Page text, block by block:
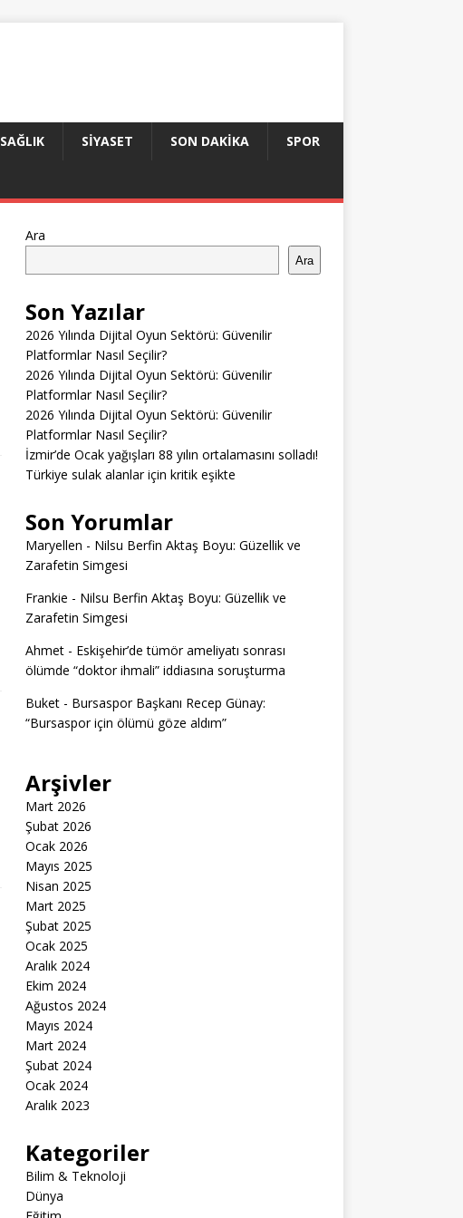
SAĞLIK SIYASET SON DAKIKA SPOR
Ara
Ara
Son Yazılar
2026 Yılında Dijital Oyun Sektörü: Güvenilir
Platformlar Nasıl Seçilir?
2026 Yılında Dijital Oyun Sektörü: Güvenilir
Platformlar Nasıl Seçilir?
2026 Yılında Dijital Oyun Sektörü: Güvenilir
Platformlar Nasıl Seçilir?
İzmir’de Ocak yağışları 88 yılın ortalamasını solladı!
Türkiye sulak alanlar için kritik eşikte
Son Yorumlar
Maryellen - Nilsu Berfin Aktaş Boyu: Güzellik ve
Zarafetin Simgesi
Frankie - Nilsu Berfin Aktaş Boyu: Güzellik ve
Zarafetin Simgesi
Ahmet- Eskişehir’de tümör ameliyatı sonrası
ölümde “doktor ihmali” iddiasına soruşturma
Buket- Bursaspor Başkanı Recep Günay:
“Bursaspor için ölümü göze aldım”
Arşivler
Mart 2026
Şubat 2026
Ocak 2026
Mayıs 2025
Nisan 2025
Mart 2025
Şubat 2025
Ocak 2025
Aralık 2024
Ekim 2024
Ağustos 2024
Mayıs 2024
Mart 2024
Şubat 2024
Ocak 2024
Aralık 2023
Kategoriler
Bilim & Teknoloji
Dünya